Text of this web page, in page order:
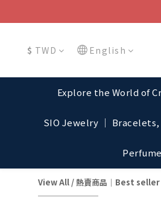
$ TWD English
Explore the World of
SIO Jewelry │ Bracelets,
View All /熱賣商品│Best seller